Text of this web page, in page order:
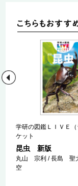
学研の図鑑ＬＩＶＥ
ケット
昆虫 新版
丸山 宗利 / 長島 聖
空